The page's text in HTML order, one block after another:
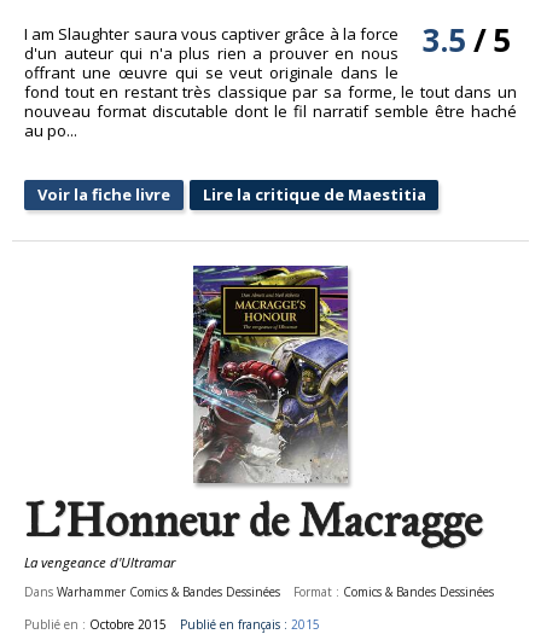
3.5/5
I am Slaughter saura vous captiver grâce à la force
d'un auteur qui n'a plus rien a prouver en nous
offrant une œuvre qui se veut originale dans le
fond tout en restant très classique par sa forme, le tout dans un
nouveau format discutable dont le fil narratif semble être haché
au po...
Voir la fiche livre Lire la critique de Maestitia
L'Honneur de Macragge
La vengeance d'Ultramar
Dans Warhammer Comics & Bandes Dessinées Format : Comics & Bandes Dessinées
Publié en : Octobre 2015 Publié en français : 2015